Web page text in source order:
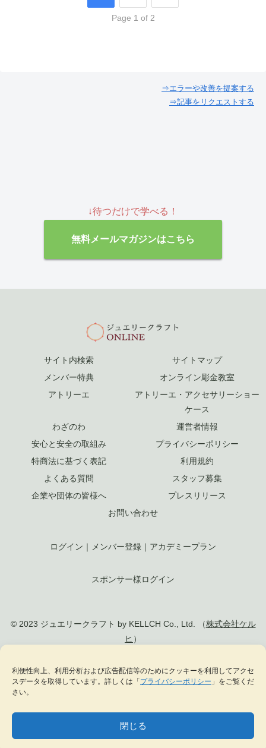
利便性向上、利用分析および広告配信等のためにクッキーを利用してアクセ
スデータを取得しています。詳しくは「 プライバシーポリシー 」をご覧くだ
さい。
閉じる
Page 1 of 2
⇒エラーや改善を提案する
⇒記事をリクエストする
↓待つだけで学べる！
無料メールマガジンはこちら
サイト内検索
サイトマップ
メンバー特典
オンライン彫金教室
アトリーエ
アトリーエ・アクセサリーショー
ケース
わざのわ
運営者情報
安心と安全の取組み
プライバシーポリシー
特商法に基づく表記
利用規約
よくある質問
スタッフ募集
企業や団体の皆様へ
プレスリリース
お問い合わせ
ログイン ｜ メンバー登録 ｜ アカデミープラン
スポンサー様ログイン
© 2023 ジュエリークラフト by KELLCH Co., Ltd. （株式会社ケル
ヒ ）
私達は、地方創生SDGs官民連携プラットフォームに加盟しています
私達は、（一社）日本ジュエリー協会 の正会員として日本のジュエリー文化の発